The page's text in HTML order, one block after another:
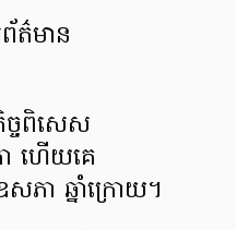
ត៌មាន
ច្ច​ពិសេស
ា ហើយ​គេ​
សភា ឆ្នាំ​ក្រោយ។